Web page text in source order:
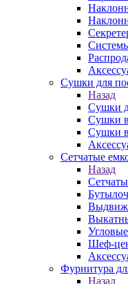
Сушки для
Назад
Сушки
Сушки
Сушки
Сетчатые
Назад
Шеф-
Фурнитура
Назад